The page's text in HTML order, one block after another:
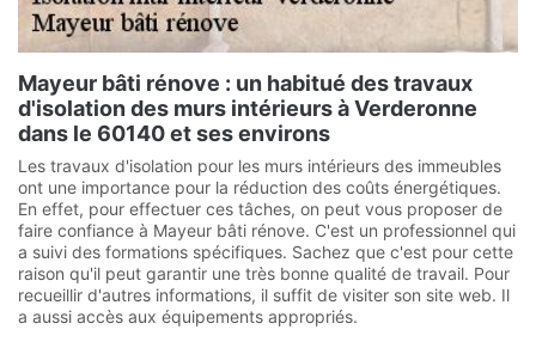
Mayeur bâti rénove : un habitué des travaux
d'isolation des murs intérieurs à Verderonne
dans le 60140 et ses environs
Les travaux d'isolation pour les murs intérieurs des immeubles
ont une importance pour la réduction des coûts énergétiques.
En effet, pour effectuer ces tâches, on peut vous proposer de
faire confiance à Mayeur bâti rénove. C'est un professionnel qui
a suivi des formations spécifiques. Sachez que c'est pour cette
raison qu'il peut garantir une très bonne qualité de travail. Pour
recueillir d'autres informations, il suffit de visiter son site web. Il
a aussi accès aux équipements appropriés.